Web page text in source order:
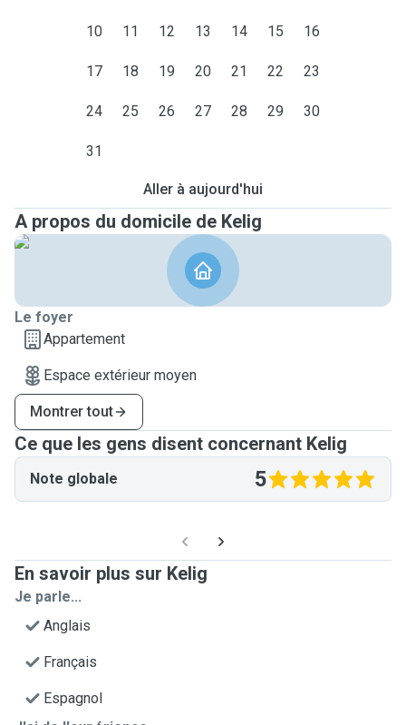
10 11 12 13 14 15 16
17 18 19 20 21 22 23
24 25 26 27 28 29 30
31
Aller à aujourd'hui
A propos du domicile de Kelig
Le foyer
Appartement
Espace extérieur moyen
Montrer tout
Ce que les gens disent concernant Kelig
Note globale 5
En savoir plus sur Kelig
Je parle...
Anglais
Français
Espagnol